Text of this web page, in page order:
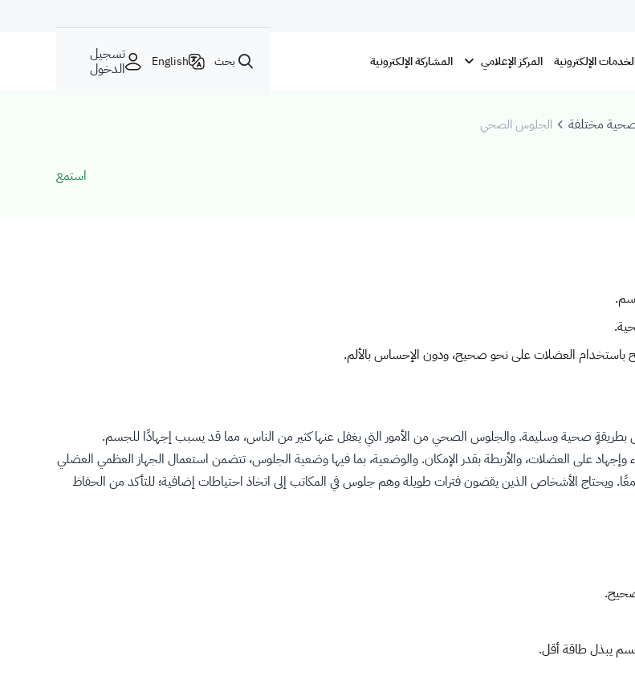
الإلكترونية المركز الإعلامي المشاركة الإلكترونية بحث English تسجيل
الدخول
مختلفة الجلوس الصحي
استمع
العضلات على نحو صحيح، ودون الإحساس بالألم.
صحية وسليمة. والجلوس الصحي من الأمور التي يغفل عنها كثير من الناس، مما قد يسبب إجهادًا للجسم.
على العضلات، والأربطة بقدر الإمكان. والوضعية، بما فيها وضعية الجلوس، تتضمن استعمال الجهاز العظمي العضلي
ويحتاج الأشخاص الذين يقضون فترات طويلة وهم جلوس في المكاتب إلى اتخاذ احتياطات إضافية؛ للتأكد من الحفاظ
يبذل طاقة أقل.